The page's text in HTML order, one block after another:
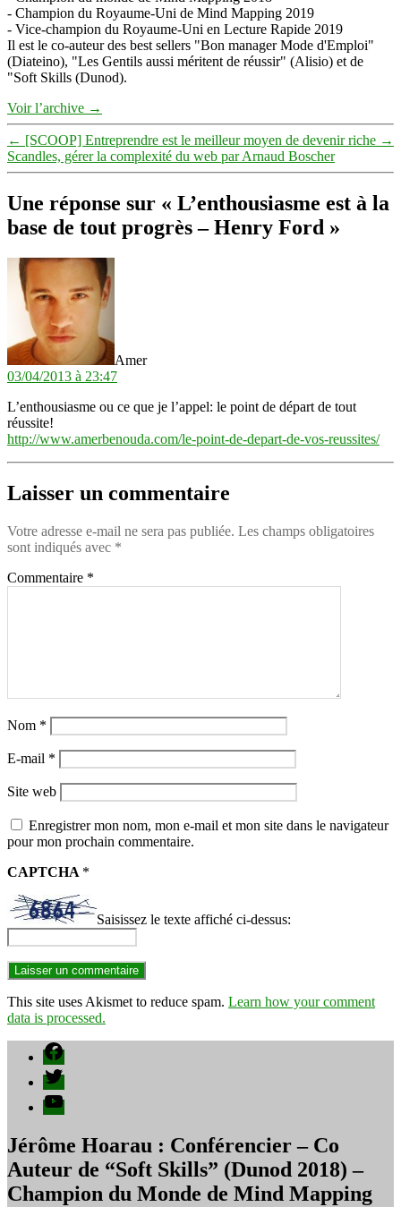
- Champion du Royaume-Uni de Mind Mapping 2019
- Vice-champion du Royaume-Uni en Lecture Rapide 2019
Il est le co-auteur des best sellers "Bon manager Mode d'Emploi"
(Diateino), "Les Gentils aussi méritent de réussir" (Alisio) et de
"Soft Skills (Dunod).
Voir l’archive →
← [SCOOP] Entreprendre est le meilleur moyen de devenir riche →
Scandles, gérer la complexité du web par Arnaud Boscher
Une réponse sur « L’enthousiasme est à la
base de tout progrès – Henry Ford »
Amer
03/04/2013 à 23:47
L’enthousiasme ou ce que je l’appel: le point de départ de tout
réussite!
http://www.amerbenouda.com/le-point-de-depart-de-vos-reussites/
Laisser un commentaire
Votre adresse e-mail ne sera pas publiée. Les champs obligatoires
sont indiqués avec *
Commentaire *
Nom *
E-mail *
Site web
Enregistrer mon nom, mon e-mail et mon site dans le navigateur
pour mon prochain commentaire.
CAPTCHA *
Saisissez le texte affiché ci-dessus:
This site uses Akismet to reduce spam. Learn how your comment
data is processed.
Facebook
Twitter
YouTube
Jérôme Hoarau : Conférencier – Co
Auteur de “Soft Skills” (Dunod 2018) –
Champion du Monde de Mind Mapping